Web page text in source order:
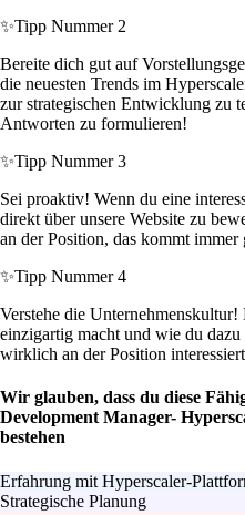
✨Tipp Nummer 2
Bereite dich gut auf
die neuesten Trends im
zur strategischen Entwicklung zu
Antworten zu formulieren!
✨Tipp Nummer 3
Sei proaktiv! Wenn du eine
direkt über unsere Website zu
an der Position, das kommt immer
✨Tipp Nummer 4
Verstehe die
einzigartig macht und wie du dazu
wirklich an der Position
Wir glauben, dass du diese
Development Manager-
bestehen
Erfahrung mit Hyperscaler-
Strategische Planung